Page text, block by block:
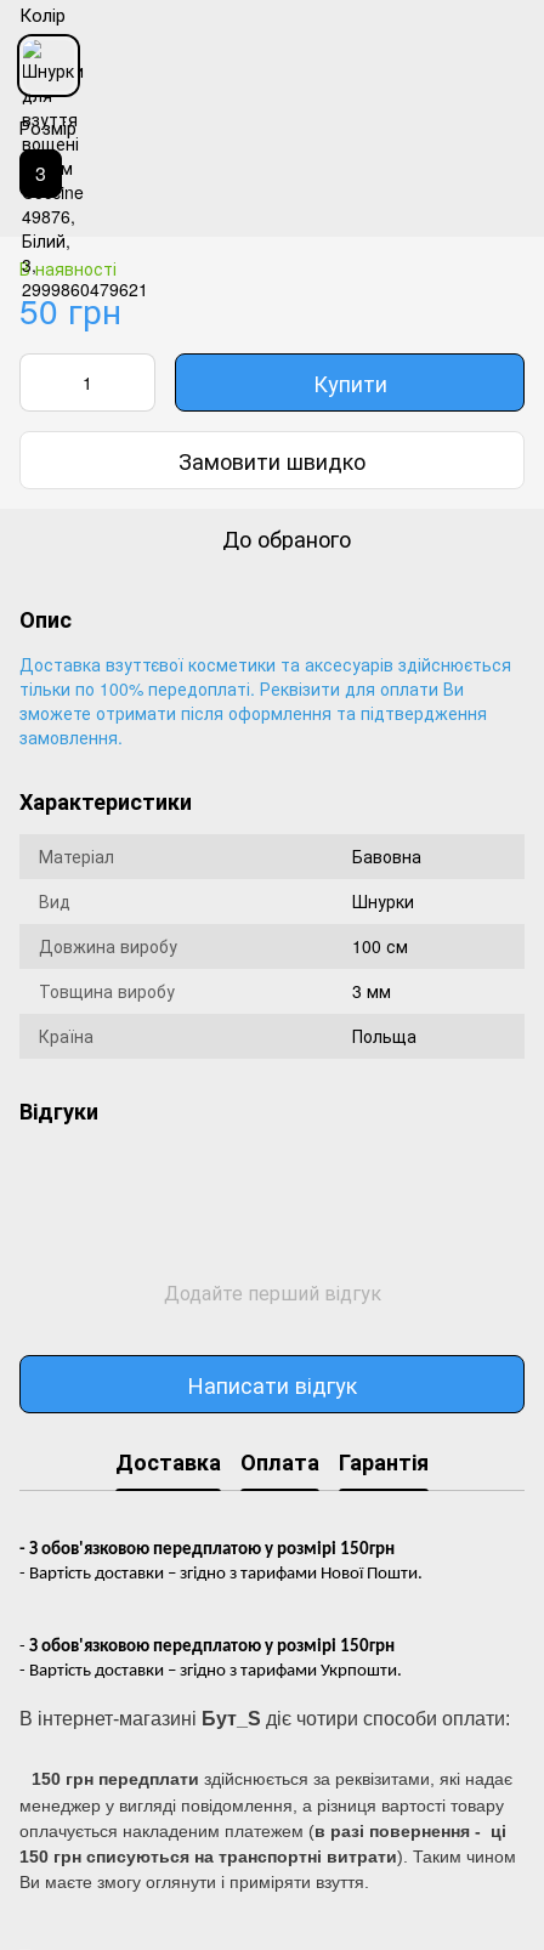
Колір
Розмір
3
В наявності
50 грн
Купити
Замовити швидко
До обраного
Опис
Доставка взуттєвої косметики та аксесуарів здійснюється
тільки по 100% передоплаті. Реквізити для оплати Ви
зможете отримати після оформлення та підтвердження
замовлення.
Характеристики
Матеріал
Бавовна
Вид
Шнурки
Довжина виробу
100 см
Товщина виробу
3 мм
Країна
Польща
Відгуки
Додайте перший відгук
Написати відгук
Доставка Оплата Гарантія
- З обов'язковою передплатою у розмірі 150грн
- Вартість доставки – згідно з тарифами Нової Пошти.
- З обов'язковою передплатою у розмірі 150грн
- Вартість доставки – згідно з тарифами Укрпошти.
В інтернет-магазині Бут_S діє чотири способи оплати:
150 грн передплати здійснюється за реквізитами, які надає
менеджер у вигляді повідомлення, а різниця вартості товару
оплачується накладеним платежем (в разі повернення - ці
150 грн списуються на транспортні витрати). Таким чином
Ви маєте змогу оглянути і приміряти взуття.